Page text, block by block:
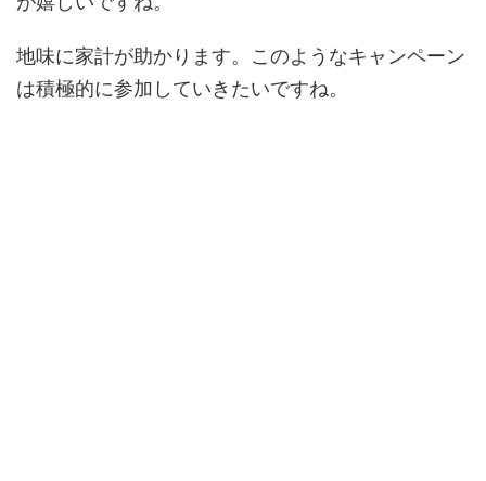
地味に家計が助かります。このようなキャンペーン
は積極的に参加していきたいですね。